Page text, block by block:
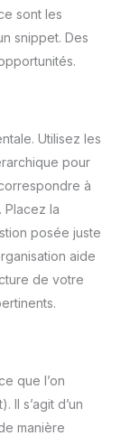
sont les
snippet. Des
Utilisez les
pour
à
Placez la
posée juste
aide
de votre
que l’on
Il s’agit d’un
manière